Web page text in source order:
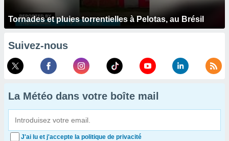
Tornades et pluies torrentielles à Pelotas, au Brésil
Suivez-nous
La Météo dans votre boîte mail
J'ai lu et j'accepte la politique de privacité